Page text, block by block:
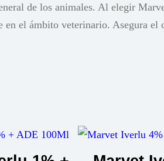
de los animales. Al elegir
el ámbito veterinario. Asegura